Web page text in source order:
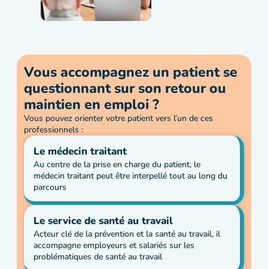
Vous accompagnez un patient se
questionnant sur son retour ou
maintien en emploi ?
Vous pouvez orienter votre patient vers l’un de ces
professionnels :
Le médecin traitant
Au centre de la prise en charge du patient, le
médecin traitant peut être interpellé tout au long du
parcours
Le service de santé au travail
Acteur clé de la prévention et la santé au travail, il
accompagne employeurs et salariés sur les
problématiques de santé au travail